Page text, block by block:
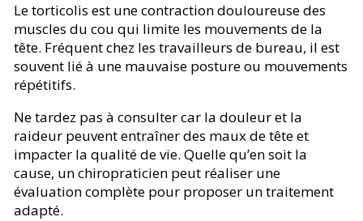
Le torticolis est une contraction douloureuse des
muscles du cou qui limite les mouvements de la
tête. Fréquent chez les travailleurs de bureau, il est
souvent lié à une mauvaise posture ou mouvements
répétitifs.
Ne tardez pas à consulter car la douleur et la
raideur peuvent entraîner des maux de tête et
impacter la qualité de vie. Quelle qu’en soit la
cause, un chiropraticien peut réaliser une
évaluation complète pour proposer un traitement
adapté.